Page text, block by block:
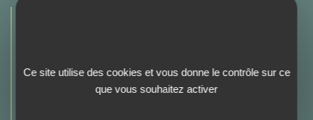
NEWS SPACE
NEWSLETTER
Ce site utilise des cookies et vous donne le contrôle sur ce
que vous souhaitez activer